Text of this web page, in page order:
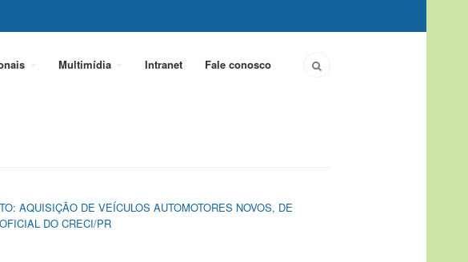
Multimídia Intranet Fale conosco
AQUISIÇÃO DE VEÍCULOS AUTOMOTORES NOVOS, DE
DO CRECI/PR